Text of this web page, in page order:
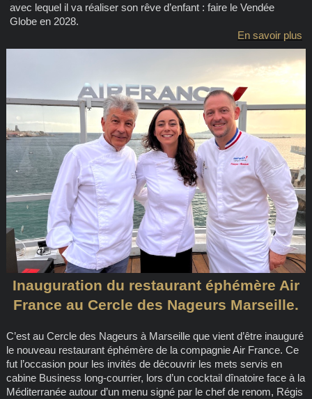
avec lequel il va réaliser son rêve d’enfant : faire le Vendée
Globe en 2028.
En savoir plus
Inauguration du restaurant éphémère Air
France au Cercle des Nageurs Marseille.
C’est au Cercle des Nageurs à Marseille que vient d’être inauguré
le nouveau restaurant éphémère de la compagnie Air France. Ce
fut l’occasion pour les invités de découvrir les mets servis en
cabine Business long-courrier, lors d’un cocktail dînatoire face à la
Méditerranée autour d’un menu signé par le chef de renom, Régis